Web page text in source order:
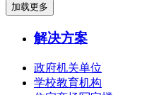
加载更多
解决方案
政府机关单位
学校教育机构